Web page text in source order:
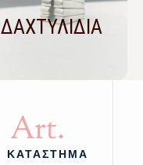
ΔΑΧΤΥΛΙΔΙΑ
Art.
ΚΑΤΑΣΤΗΜΑ